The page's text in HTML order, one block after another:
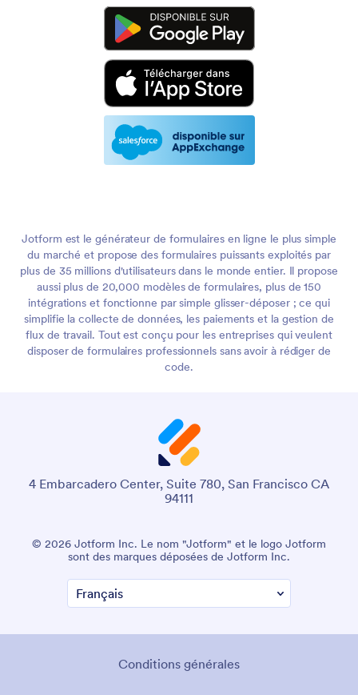
Jotform est le générateur de formulaires en ligne le plus simple
du marché et propose des formulaires puissants exploités par
plus de 35 millions d'utilisateurs dans le monde entier. Il propose
aussi plus de 20,000 modèles de formulaires, plus de 150
intégrations et fonctionne par simple glisser-déposer ; ce qui
simplifie la collecte de données, les paiements et la gestion de
flux de travail. Tout est conçu pour les entreprises qui veulent
disposer de formulaires professionnels sans avoir à rédiger de
code.
4 Embarcadero Center, Suite 780, San Francisco CA
94111
© 2026 Jotform Inc. Le nom "Jotform" et le logo Jotform
sont des marques déposées de Jotform Inc.
Conditions générales